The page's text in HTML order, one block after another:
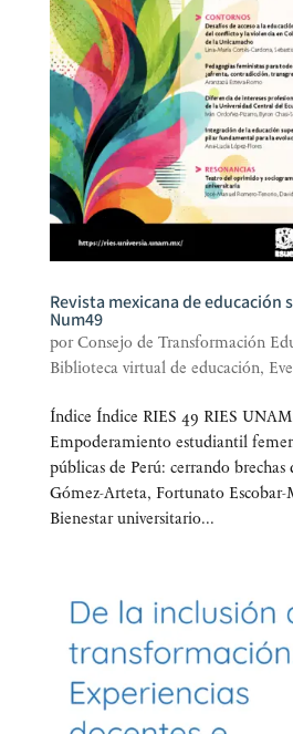
Revista mexicana de educación
Num49
porConsejo de Transformación
Biblioteca virtual de educación,
Índi­ce Índi­ce RIES 49 RIES
Empo­de­ra­mien­to estu­dian­til
públi­cas de Perú: cerran­do
Gómez-Arte­ta, For­tu­na­to Esco­bar-
Bien­es­tar uni­ver­si­ta­rio...